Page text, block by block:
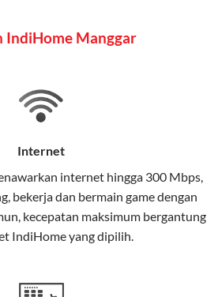
dan bisnis.
berbagai pilihan paket IndiHome
IndiHome juga mencakup TV
TV) dan telepon rumah dalam
WiFi IndiHome
IndiHome Manggar
Internet
internet hingga 300 Mbps,
bekerja dan bermain game dengan
kecepatan maksimum bergantung
IndiHome yang dipilih.